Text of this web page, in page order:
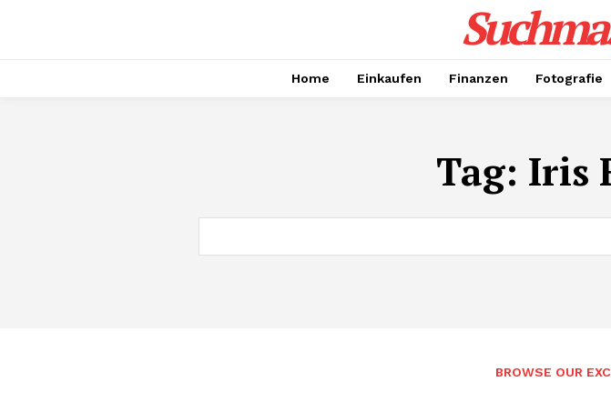
Home Einkaufen Finanzen Fotografie
Tag: Iris
BROWSE OUR